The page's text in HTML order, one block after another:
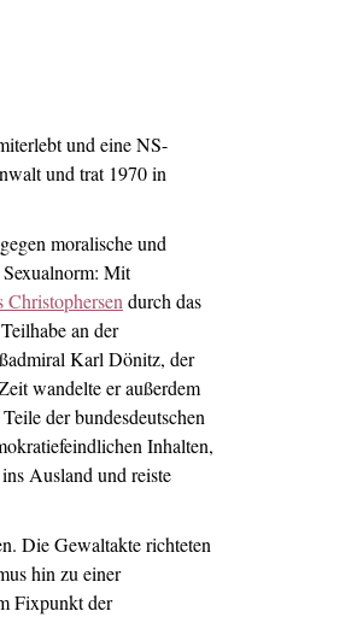
und eine NS-
und trat 1970 in
moralische und
Sexualnorm: Mit
Christophersen durch das
an der
Karl Dönitz, der
wandelte er außerdem
der bundesdeutschen
Inhalten,
Ausland und reiste
Die Gewaltakte richteten
hin zu einer
Fixpunkt der